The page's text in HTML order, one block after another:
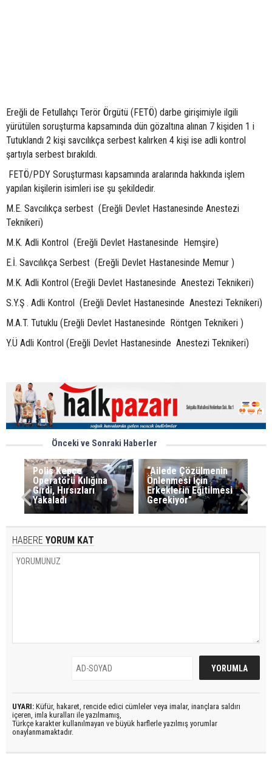
Ereğli de Fetullahçı Terör Örgütü (FETÖ) darbe girişimiyle ilgili
yürütülen soruşturma kapsamında dün gözaltına alınan 7 kişiden 1 i
Tutuklandı 2 kişi savcılıkça serbest kalırken 4 kişi ise adli kontrol
şartıyla serbest bırakıldı.
FETÖ/PDY Soruşturması kapsamında aralarında hakkında işlem
yapılan kişilerin isimleri ise şu şekildedir.
M.E. Savcılıkça serbest (Ereğli Devlet Hastanesinde Anestezi
Teknikeri)
M.K. Adli Kontrol (Ereğli Devlet Hastanesinde Hemşire)
E.İ. Savcılıkça Serbest (Ereğli Devlet Hastanesinde Memur )
M.K. Adli Kontrol (Ereğli Devlet Hastanesinde Anestezi Teknikeri)
S.Y.Ş . Adli Kontrol (Ereğli Devlet Hastanesinde Anestezi Teknikeri)
M.A.T. Tutuklu (Ereğli Devlet Hastanesinde Röntgen Teknikeri )
Y.Ü Adli Kontrol (Ereğli Devlet Hastanesinde Anestezi Teknikeri)
Önceki ve Sonraki Haberler
Polis Kepçe
Operatörü Kılığına
Girdi, Hırsızları
Yakaladı
“Ailede Çözülmenin
Önlenmesi İçin
Erkeklerin Eğitilmesi
Gerekiyor”
HABERE YORUM KAT
UYARI: Küfür, hakaret, rencide edici cümleler veya imalar, inançlara saldırı
içeren, imla kuralları ile yazılmamış,
Türkçe karakter kullanılmayan ve büyük harflerle yazılmış yorumlar
onaylanmamaktadır.